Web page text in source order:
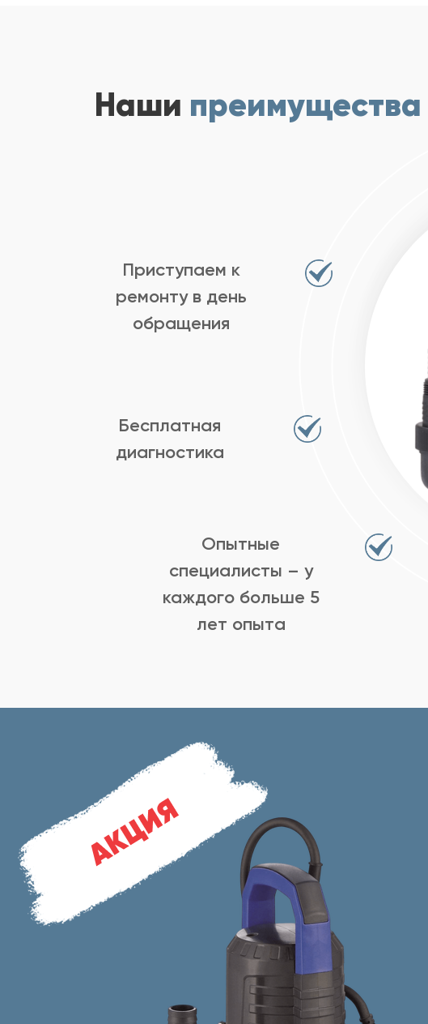
Наши преимущества
Приступаем к
ремонту в день
обращения
Бесплатная
диагностика
Опытные
специалисты – у
каждого больше 5
лет опыта